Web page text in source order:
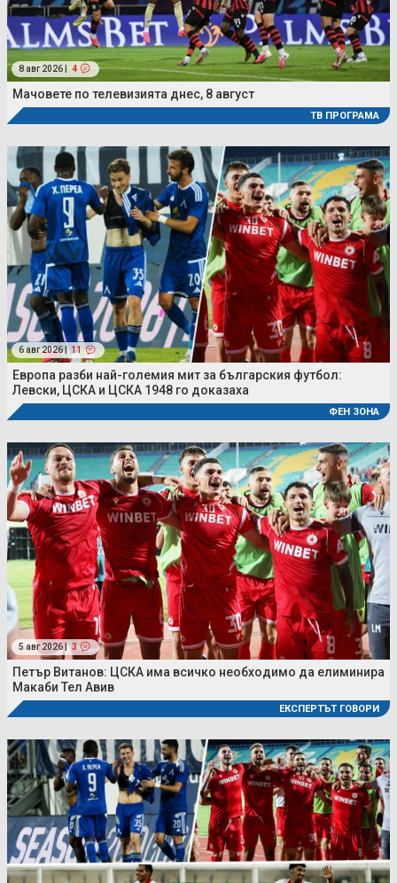
8 авг 2026 | 4
Мачовете по телевизията днес, 8 август
ТВ ПРОГРАМА
6 авг 2026 | 11
Европа разби най-големия мит за българския футбол:
Левски, ЦСКА и ЦСКА 1948 го доказаха
ФЕН ЗОНА
5 авг 2026 | 3
Петър Витанов: ЦСКА има всичко необходимо да елиминира
Макаби Тел Авив
ЕКСПЕРТЪТ ГОВОРИ